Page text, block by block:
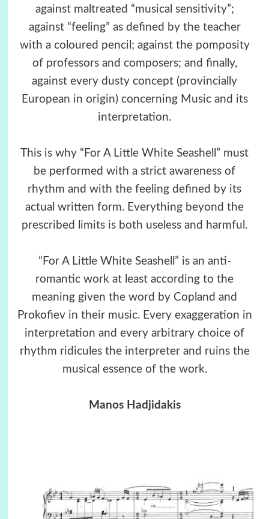
against maltreated “musical sensitivity”;
against “feeling” as defined by the teacher
with a coloured pencil; against the pomposity
of professors and composers; and finally,
against every dusty concept (provincially
European in origin) concerning Music and its
interpretation.
This is why “For A Little White Seashell” must
be performed with a strict awareness of
rhythm and with the feeling defined by its
actual written form. Everything beyond the
prescribed limits is both useless and harmful.
“For A Little White Seashell” is an anti-
romantic work at least according to the
meaning given the word by Copland and
Prokofiev in their music. Every exaggeration in
interpretation and every arbitrary choice of
rhythm ridicules the interpreter and ruins the
musical essence of the work.
Manos Hadjidakis